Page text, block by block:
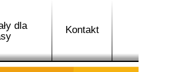
dla
Kontakt